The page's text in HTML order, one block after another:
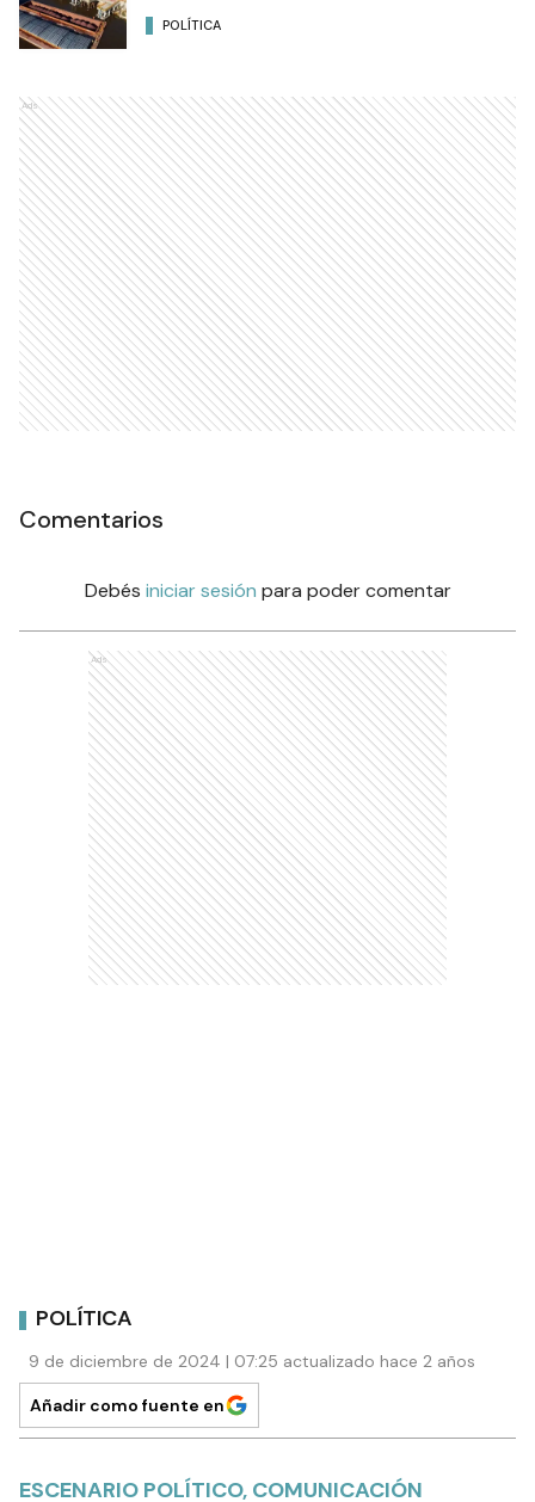
POLÍTICA
Ads
Comentarios
Debés iniciar sesión para poder comentar
Ads
POLÍTICA
9 de diciembre de 2024 | 07:25 actualizado hace 2 años
Añadir como fuente en
ESCENARIO POLÍTICO, COMUNICACIÓN